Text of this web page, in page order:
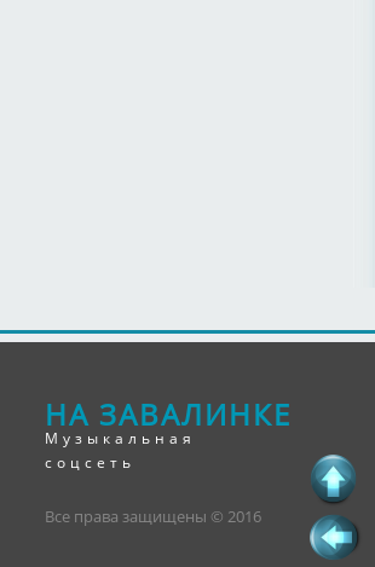
НА ЗАВАЛИНКЕ
Музыкальная
соцсеть
Все права защищены © 2016